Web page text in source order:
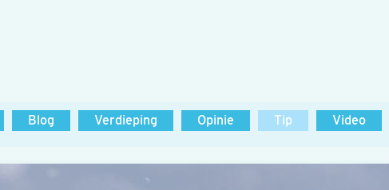
Blog Verdieping Opinie Tip Video